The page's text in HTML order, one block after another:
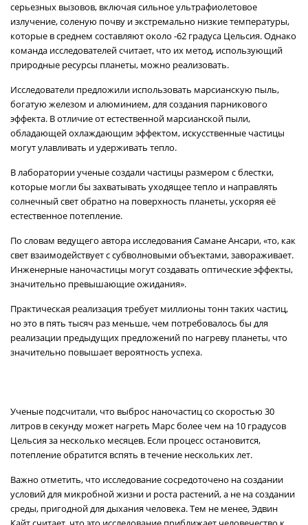
серьезных вызовов, включая сильное ультрафиолетовое
излучение, соленую почву и экстремально низкие температуры,
которые в среднем составляют около -62 градуса Цельсия. Однако
команда исследователей считает, что их метод, использующий
природные ресурсы планеты, можно реализовать.
Исследователи предложили использовать марсианскую пыль,
богатую железом и алюминием, для создания парникового
эффекта. В отличие от естественной марсианской пыли,
обладающей охлаждающим эффектом, искусственные частицы
могут улавливать и удерживать тепло.
В лаборатории ученые создали частицы размером с блестки,
которые могли бы захватывать уходящее тепло и направлять
солнечный свет обратно на поверхность планеты, ускоряя её
естественное потепление.
По словам ведущего автора исследования Самане Ансари, «то, как
свет взаимодействует с субволновыми объектами, завораживает.
Инженерные наночастицы могут создавать оптические эффекты,
значительно превышающие ожидания».
Практическая реализация требует миллионы тонн таких частиц,
но это в пять тысяч раз меньше, чем потребовалось бы для
реализации предыдущих предложений по нагреву планеты, что
значительно повышает вероятность успеха.
Ученые подсчитали, что выброс наночастиц со скоростью 30
литров в секунду может нагреть Марс более чем на 10 градусов
Цельсия за несколько месяцев. Если процесс остановится,
потепление обратится вспять в течение нескольких лет.
Важно отметить, что исследование сосредоточено на создании
условий для микробной жизни и роста растений, а не на создании
среды, пригодной для дыхания человека. Тем не менее, Эдвин